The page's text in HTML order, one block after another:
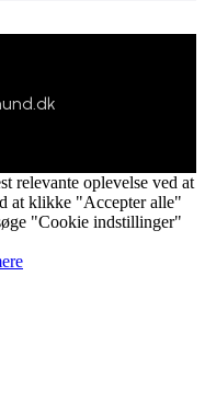
relevante oplevelse ved at
at klikke "Accepter alle"
"Cookie indstillinger"